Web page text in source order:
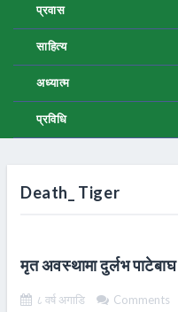
प्रवास
साहित्य
अध्यात्म
प्रविधि
Death_ Tiger
मृत अवस्थामा दुर्लभ पाटेबाघ
८ वर्ष अगाडि Comments